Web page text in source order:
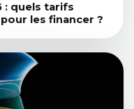
: quels tarifs
les financer ?